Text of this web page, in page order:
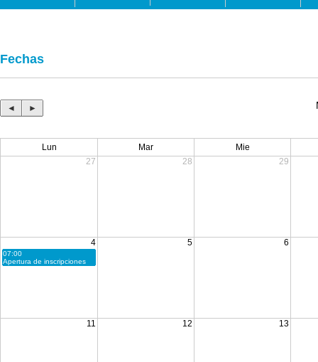
Fechas
◄ ►
Lun Mar
Mie
27
28 29
4 5 6
11 12 13
07:00
Apertura de inscripciones